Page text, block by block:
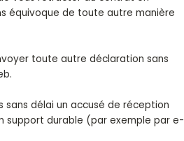
équivoque de toute autre manière
toute autre déclaration sans
.
sans délai un accusé de réception
support durable (par exemple par e-